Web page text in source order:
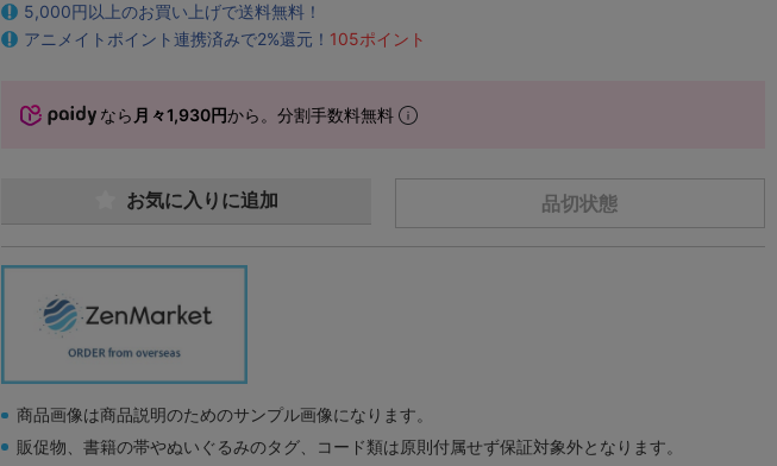
5,000円以上のお買い上げで送料無料！
アニメイトポイント連携済みで2%還元！ 105ポイント
なら 月々1,930円から。分割手数料無料
品切状態
お気に入りに追加
商品画像は商品説明のためのサンプル画像になります。
販促物、書籍の帯やぬいぐるみのタグ、コード類は原則付属せず保証対象外となります。